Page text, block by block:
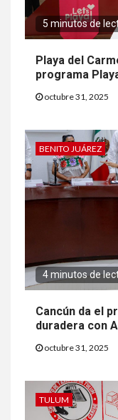
5 minutos de
Playa del
programa
octubre 31, 2025
BENITO JUÁREZ
4 minutos de
Cancún da el
duradera con
octubre 31, 2025
TULUM